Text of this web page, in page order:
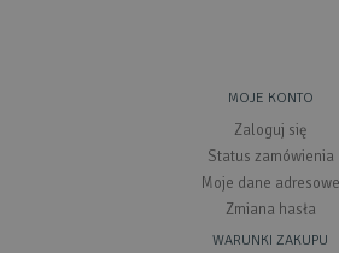
MOJE KONTO
Zaloguj się
Status zamówienia
Moje dane adresowe
Zmiana hasła
WARUNKI ZAKUPU